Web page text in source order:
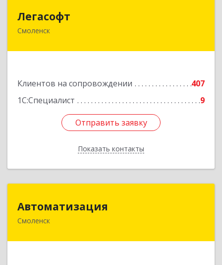
Легасофт
Смоленск
Клиентов на сопровождении
407
1С:Специалист
9
Отправить заявку
Показать контакты
214018, Смоленская обл, Смоленск г, Ново-
Отправить заявку
Назад
Автоматизация
Смоленск214019, Смоленская обл, Смоленск г, Марии